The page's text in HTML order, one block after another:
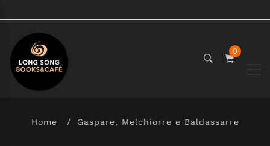
0
Home Gaspare, Melchiorre e Baldassarre